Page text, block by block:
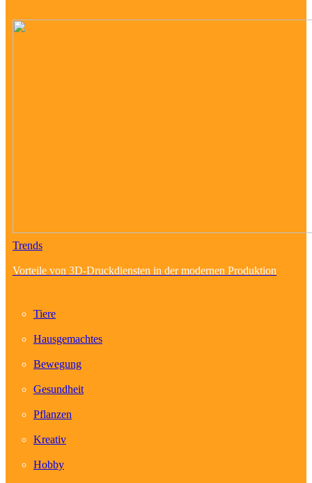
Trends
Vorteile von 3D-Druckdiensten in der modernen Produktion
Tiere
Hausgemachtes
Bewegung
Gesundheit
Pflanzen
Kreativ
Hobby